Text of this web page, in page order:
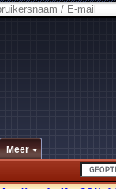
Meer